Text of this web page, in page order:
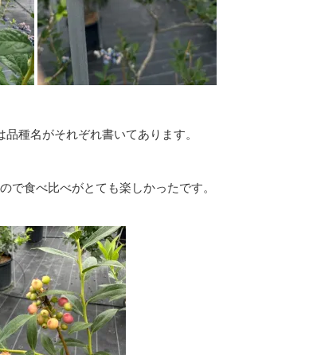
種名がそれぞれ書いてあります。
で食べ比べがとても楽しかったです。